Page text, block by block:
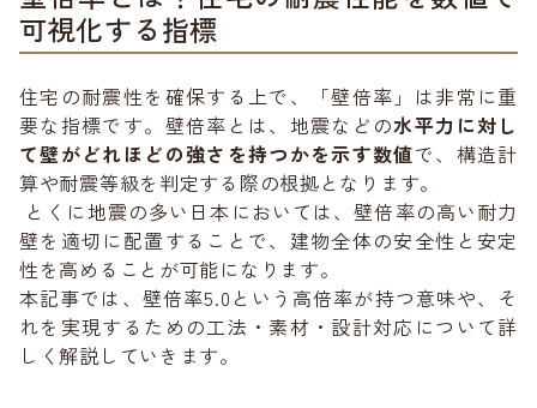
可視化する指標
住宅の耐震性を確保する上で、「壁倍率」は非常に重
要な指標です。壁倍率とは、地震などの水平力に対し
て壁がどれほどの強さを持つかを示す数値で、構造計
算や耐震等級を判定する際の根拠となります。
とくに地震の多い日本においては、壁倍率の高い耐力
壁を適切に配置することで、建物全体の安全性と安定
性を高めることが可能になります。
本記事では、壁倍率5.0という高倍率が持つ意味や、そ
れを実現するための工法・素材・設計対応について詳
しく解説していきます。